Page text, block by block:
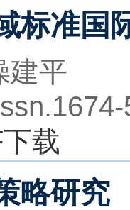
标准国
建平
载
略研究